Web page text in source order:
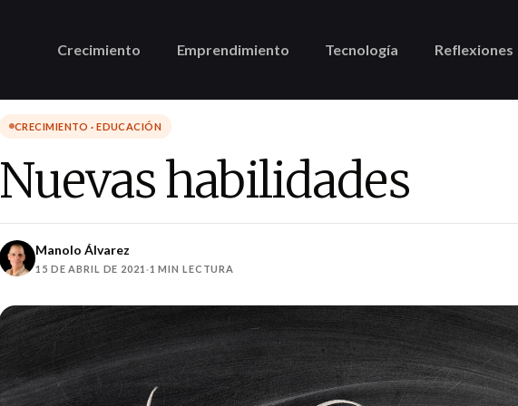
Crecimiento Emprendimiento Tecnología Reflexiones
CRECIMIENTO · EDUCACIÓN
Nuevas habilidades
Manolo Álvarez
15 DE ABRIL DE 2021 ·1 MIN LECTURA